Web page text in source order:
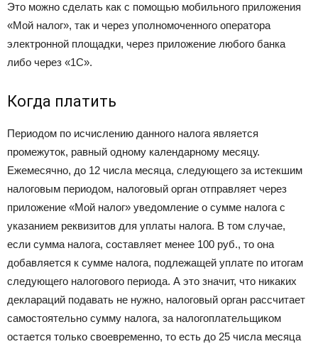
Это можно сделать как с помощью мобильного приложения
«Мой налог», так и через уполномоченного оператора
электронной площадки, через приложение любого банка
либо через «1С».
Когда платить
Периодом по исчислению данного налога является
промежуток, равный одному календарному месяцу.
Ежемесячно, до 12 числа месяца, следующего за истекшим
налоговым периодом, налоговый орган отправляет через
приложение «Мой налог» уведомление о сумме налога с
указанием реквизитов для уплаты налога. В том случае,
если сумма налога, составляет менее 100 руб., то она
добавляется к сумме налога, подлежащей уплате по итогам
следующего налогового периода. А это значит, что никаких
деклараций подавать не нужно, налоговый орган рассчитает
самостоятельно сумму налога, за налогоплательщиком
остается только своевременно, то есть до 25 числа месяца